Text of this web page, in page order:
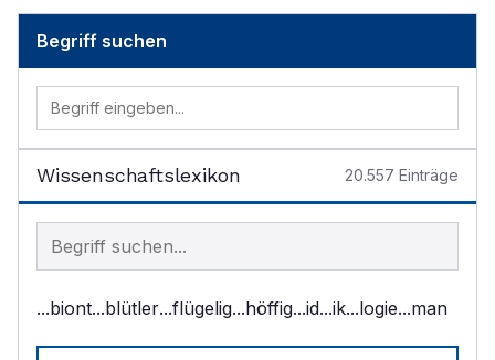
Begriff suchen
Wissenschaftslexikon 20.557 Einträge
Begriff im Lexikon suchen
...biont...blütler...flügelig...höffig...id...ik...logie...man